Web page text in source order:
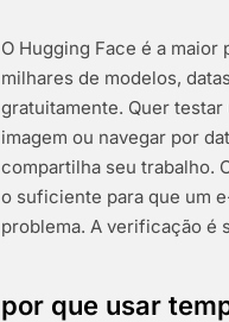
O Hugging Face é a
milhares de modelos,
gratuitamente. Quer
imagem ou navegar por
compartilha seu trabalho.
o suficiente para que um
problema. A verificação é
por que usar